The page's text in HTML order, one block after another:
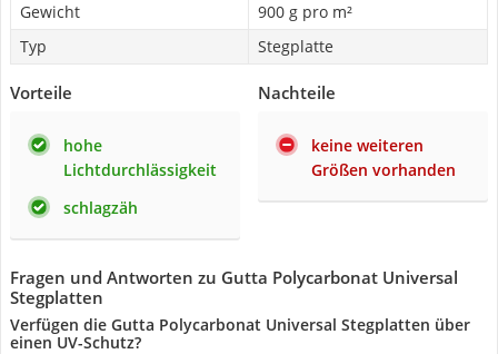
Gewicht
900 g pro m²
Typ
Stegplatte
Vorteile
hohe
Lichtdurchlässigkeit
schlagzäh
Nachteile
keine weiteren
Größen vorhanden
Fragen und Antworten zu Gutta Polycarbonat Universal
Stegplatten
Verfügen die Gutta Polycarbonat Universal Stegplatten über
einen UV-Schutz?